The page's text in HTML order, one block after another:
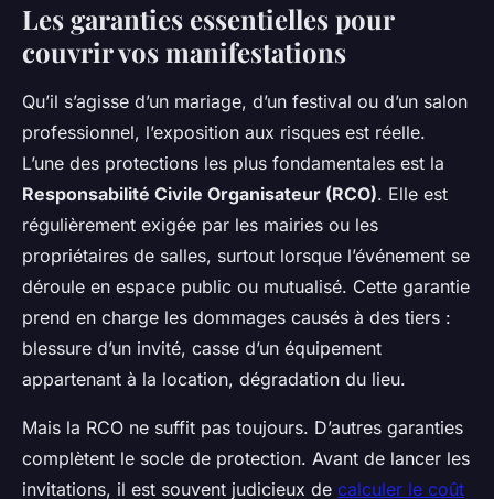
Les garanties essentielles pour
couvrir vos manifestations
Qu’il s’agisse d’un mariage, d’un festival ou d’un salon
professionnel, l’exposition aux risques est réelle.
L’une des protections les plus fondamentales est la
Responsabilité Civile Organisateur (RCO). Elle est
régulièrement exigée par les mairies ou les
propriétaires de salles, surtout lorsque l’événement se
déroule en espace public ou mutualisé. Cette garantie
prend en charge les dommages causés à des tiers :
blessure d’un invité, casse d’un équipement
appartenant à la location, dégradation du lieu.
Mais la RCO ne suffit pas toujours. D’autres garanties
complètent le socle de protection. Avant de lancer les
invitations, il est souvent judicieux de calculer le coût